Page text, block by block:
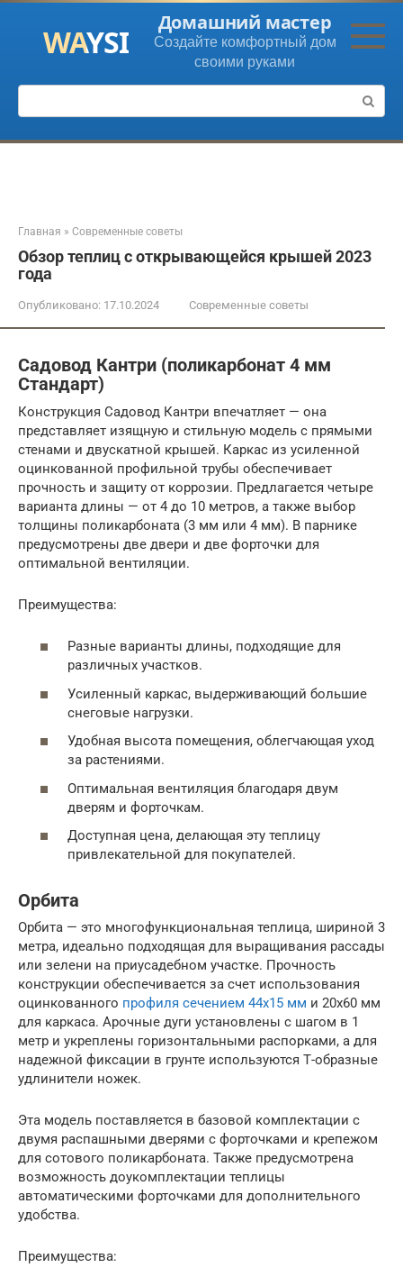
Перейти
контенту
Домашний мастер
Создайте комфортный дом
своими руками
Поиск:
Главная » Современные советы
Обзор теплиц с открывающейся крышей 2023
года
Опубликовано: 17.10.2024 Современные советы
Садовод Кантри (поликарбонат 4 мм
Стандарт)
Конструкция Садовод Кантри впечатляет — она
представляет изящную и стильную модель с прямыми
стенами и двускатной крышей. Каркас из усиленной
оцинкованной профильной трубы обеспечивает
прочность и защиту от коррозии. Предлагается четыре
варианта длины — от 4 до 10 метров, а также выбор
толщины поликарбоната (3 мм или 4 мм). В парнике
предусмотрены две двери и две форточки для
оптимальной вентиляции.
Преимущества:
Разные варианты длины, подходящие для
различных участков.
Усиленный каркас, выдерживающий большие
снеговые нагрузки.
Удобная высота помещения, облегчающая уход
за растениями.
Оптимальная вентиляция благодаря двум
дверям и форточкам.
Доступная цена, делающая эту теплицу
привлекательной для покупателей.
Орбита
Орбита — это многофункциональная теплица, шириной 3
метра, идеально подходящая для выращивания рассады
или зелени на приусадебном участке. Прочность
конструкции обеспечивается за счет использования
оцинкованного профиля сечением 44х15 мм и 20х60 мм
для каркаса. Арочные дуги установлены с шагом в 1
метр и укреплены горизонтальными распорками, а для
надежной фиксации в грунте используются Т-образные
удлинители ножек.
Эта модель поставляется в базовой комплектации с
двумя распашными дверями с форточками и крепежом
для сотового поликарбоната. Также предусмотрена
возможность доукомплектации теплицы
автоматическими форточками для дополнительного
удобства.
Преимущества: